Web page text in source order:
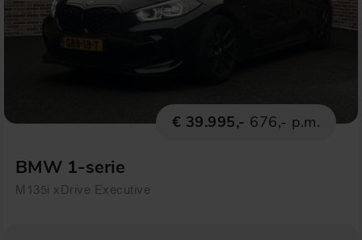
€ 39.995,- 676,- p.m.
BMW 1-serie
M135i xDrive Executive